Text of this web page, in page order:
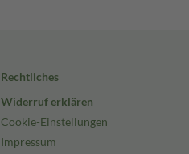
Rechtliches
Widerruf erklären
Cookie-Einstellungen
Impressum